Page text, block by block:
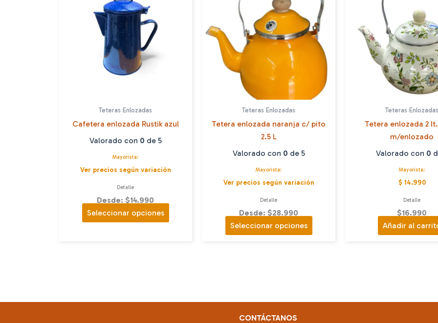
Teteras Enlozadas
Cafetera enlozada Rustik azul
Valorado con 0 de 5
Mayorista:
Ver precios según variación
Detalle
Desde: $14.990
Seleccionar opciones
producto
se
Teteras Enlozadas
Tetera enlozada naranja c/ pito
2.5 L
Valorado con 0 de 5
Mayorista:
Ver precios según variación
Detalle
Desde: $28.990
Seleccionar opciones
producto
opciones
Teteras Enlozadas
Tetera enlozada 2
m/enlozado
Valorado con 0
Mayorista:
$ 14.990
Detalle
$16.990
Añadir al
CONTÁCTANOS